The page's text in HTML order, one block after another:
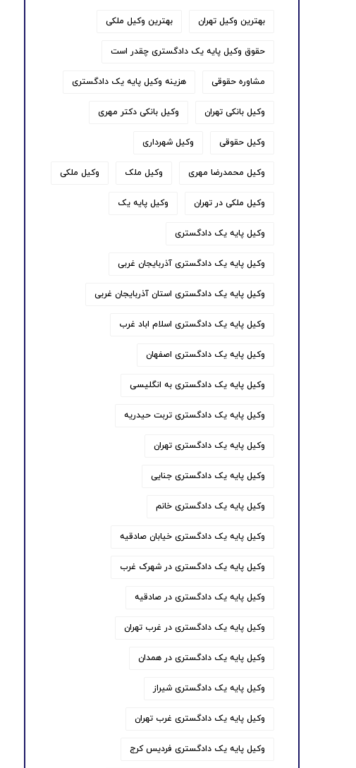
بهترین وکیل تهران بهترین وکیل ملکی
حقوق وکیل پایه یک دادگستری چقدر است
مشاوره حقوقی هزینه وکیل پایه یک دادگستری
وکیل بانکی تهران وکیل بانکی دکتر مهری
وکیل حقوقی وکیل شهرداری
وکیل محمدرضا مهری وکیل ملک وکیل ملکی
وکیل ملکی در تهران وکیل پایه یک
وکیل پایه یک دادگستری
وکیل پایه یک دادگستری آذربایجان غربی
وکیل پایه یک دادگستری استان آذربایجان غربی
وکیل پایه یک دادگستری اسلام اباد غرب
وکیل پایه یک دادگستری اصفهان
وکیل پایه یک دادگستری به انگلیسی
وکیل پایه یک دادگستری تربت حیدریه
وکیل پایه یک دادگستری تهران
وکیل پایه یک دادگستری جنایی
وکیل پایه یک دادگستری خانم
وکیل پایه یک دادگستری خیابان صادقیه
وکیل پایه یک دادگستری در شهرک غرب
وکیل پایه یک دادگستری در صادقیه
وکیل پایه یک دادگستری در غرب تهران
وکیل پایه یک دادگستری در همدان
وکیل پایه یک دادگستری شیراز
وکیل پایه یک دادگستری غرب تهران
وکیل پایه یک دادگستری فردیس کرج